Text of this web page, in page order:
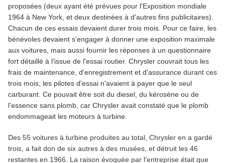
proposées (deux ayant été prévues pour l'Exposition mondiale
1964 à New York, et deux destinées à d'autres fins publicitaires).
Chacun de ces essais devaient durer trois mois. Pour ce faire, les
bénévoles devaient s'engager à donner une exposition maximale
aux voitures, mais aussi fournir les réponses à un questionnaire
fort détaillé à l'issue de l'essai routier. Chrysler couvrait tous les
frais de maintenance, d'enregistrement et d'assurance durant ces
trois mois; les pilotes d'essai n'avaient à payer que le seul
carburant. Ce pouvait être soit du diesel, du kérosène ou de
l'essence sans plomb, car Chrysler avait constaté que le plomb
endommageait les moteurs à turbine.
Des 55 voitures à turbine produites au total, Chrysler en a gardé
trois, a fait don de six autres à des musées, et détruit les 46
restantes en 1966. La raison évoquée par l'entreprise était que